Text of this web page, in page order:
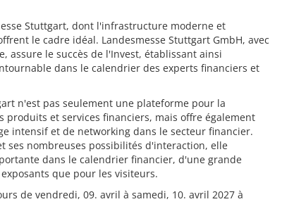
Stuttgart, dont l'infrastructure moderne et
le cadre idéal. Landesmesse Stuttgart GmbH, avec
assure le succès de l'Invest, établissant ainsi
dans le calendrier des experts financiers et
n'est pas seulement une plateforme pour la
produits et services financiers, mais offre également
intensif et de networking dans le secteur financier.
ses nombreuses possibilités d'interaction, elle
dans le calendrier financier, d'une grande
que pour les visiteurs.
de vendredi, 09. avril à samedi, 10. avril 2027 à